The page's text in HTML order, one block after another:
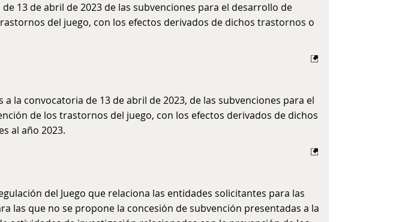
13 de abril de 2023 de las subvenciones para el desarrollo de
del juego, con los efectos derivados de dichos trastornos o
la convocatoria de 13 de abril de 2023, de las subvenciones para el
de los trastornos del juego, con los efectos derivados de dichos
al año 2023.
del Juego que relaciona las entidades solicitantes para las
las que no se propone la concesión de subvención presentadas a la